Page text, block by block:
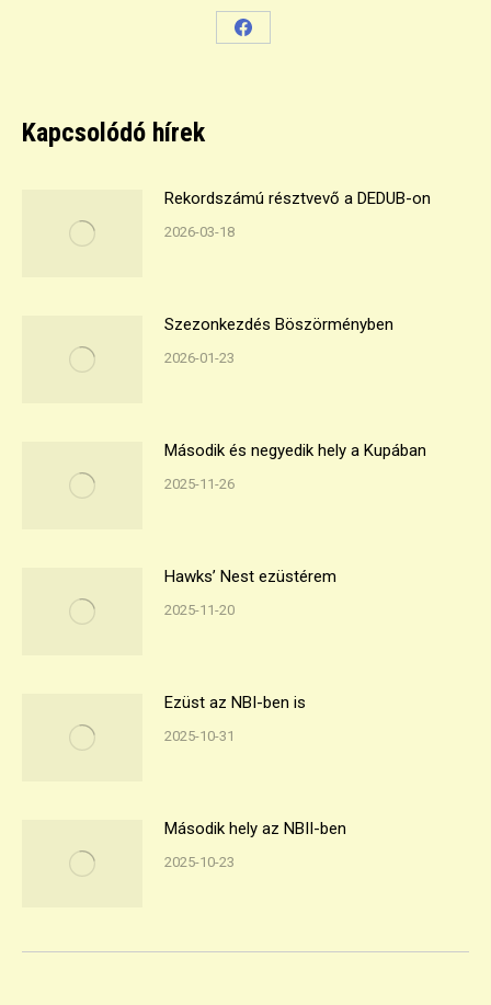
Share
Kapcsolódó hírek
Rekordszámú résztvevő a DEDUB-on
2026-03-18
Szezonkezdés Böszörményben
2026-01-23
Második és negyedik hely a Kupában
2025-11-26
Hawks’ Nest ezüstérem
2025-11-20
Ezüst az NBI-ben is
2025-10-31
Második hely az NBII-ben
2025-10-23